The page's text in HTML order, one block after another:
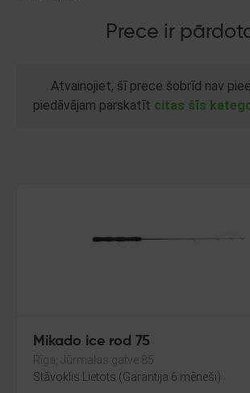
Prece ir
Atvainojiet, šī prece šobrīd nav
piedāvājam parskatīt citas šīs
Mikado ice rod 75
Rīga, Jūrmalas gatve 85
Stāvoklis Lietots (Garantija 6 mēneši)